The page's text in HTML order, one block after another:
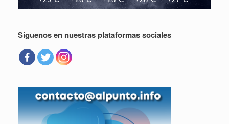
Síguenos en nuestras plataformas sociales